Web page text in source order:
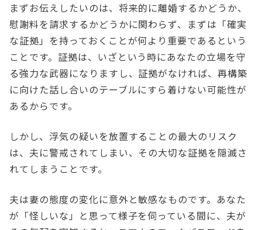
まずお伝えしたいのは、将来的に離婚するかどうか、
慰謝料を請求するかどうかに関わらず、まずは「確実
な証拠」を持っておくことが何より重要であるという
ことです。証拠は、いざという時にあなたの立場を守
る強力な武器になりますし、証拠がなければ、再構築
に向けた話し合いのテーブルにすら着けない可能性が
あるからです。
しかし、浮気の疑いを放置することの最大のリスク
は、夫に警戒されてしまい、その大切な証拠を隠滅さ
れてしまうことです。
夫は妻の態度の変化に意外と敏感なものです。あなた
が「怪しいな」と思って様子を伺っている間に、夫が